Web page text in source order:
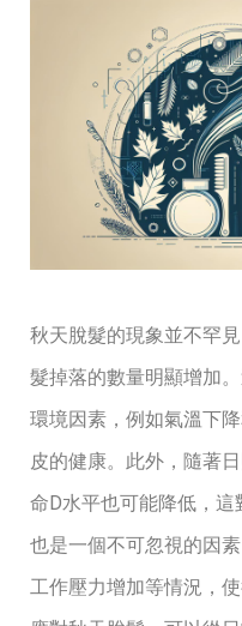
秋天脫髮的現象並不罕
髮掉落的數量明顯增加
環境因素，例如氣溫下
皮的健康。此外，隨著
命D水平也可能降低，
也是一個不可忽視的因
工作壓力增加等情況，